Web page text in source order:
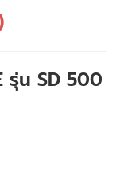
รุ่น SD 500